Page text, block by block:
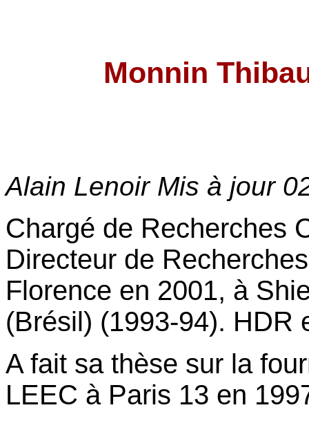
Monnin
Alain Lenoir Mis à jour
Chargé de Recherches
Directeur de
Florence en 2001, à
(Brésil) (1993-94). HDR
A fait sa thèse sur la
LEEC à Paris 13 en